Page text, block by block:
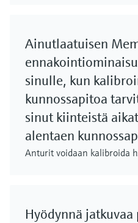
Ainutlaatuisen
sinulle, kun
kunnossapitoa
sinut kiinteistä
alentaen
Anturit voidaan kalibroida
Hyödynnä